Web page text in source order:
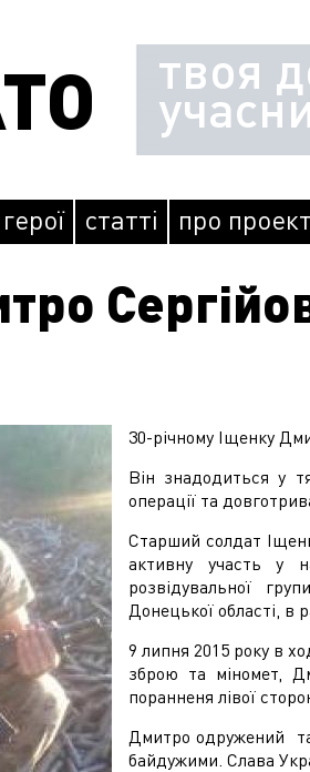
твоя
статті про проект
30-річному Іщенку
Він знадодиться у
операції та
Старший солдат
активну участь у
розвідувальної
Донецької області, в
9 липня 2015 року в
зброю та міномет,
поранненя лівої
Дмитро одружений
байдужими. Слава